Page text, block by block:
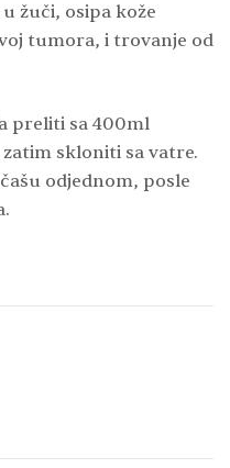
žuči, osipa kože
tumora, i trovanje od
preliti sa 400ml
skloniti sa vatre.
odjednom, posle